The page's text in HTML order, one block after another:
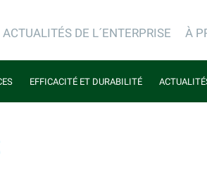
ACTUALITÉS DE L´ENTERPRISE À
EFFICACITÉ ET DURABILITÉ